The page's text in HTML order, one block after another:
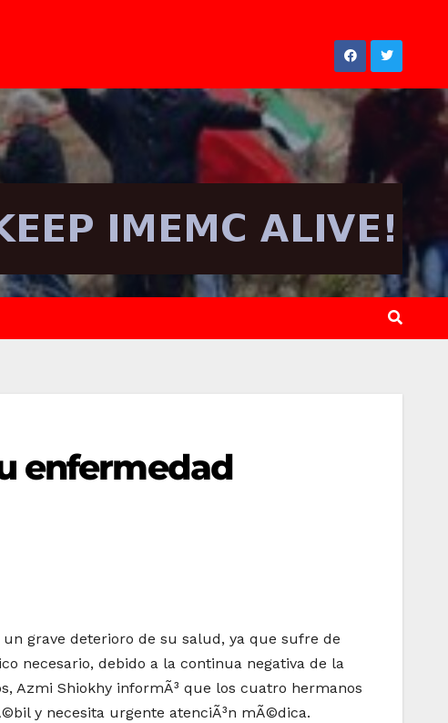
enfermedad
un grave deterioro de su salud, ya que sufre de
necesario, debido a la continua negativa de la
Azmi Shiokhy informÃ³ que los cuatro hermanos
y necesita urgente atenciÃ³n mÃ©dica.